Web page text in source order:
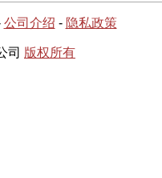
公司介绍 - 隐私政策
司 版权所有